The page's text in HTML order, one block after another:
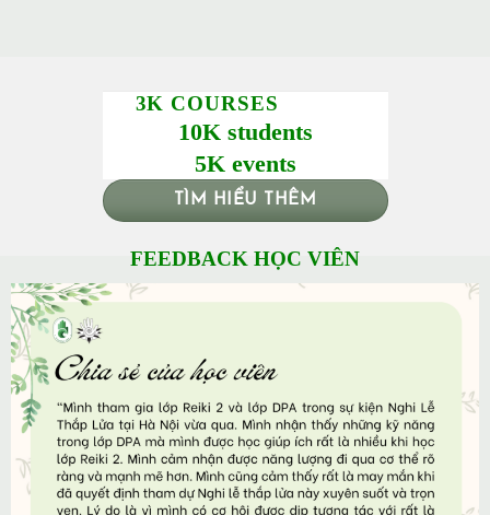
3K COURSES
10K students
5K events
TÌM HIỂU THÊM
FEEDBACK HỌC VIÊN